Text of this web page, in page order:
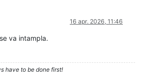
16 apr. 2026, 11:46
va intampla.
have to be done first!